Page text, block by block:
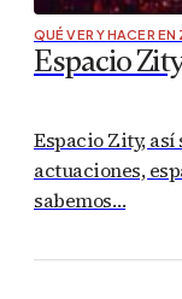
QUÉ VER Y HACER
Espacio
Espacio Zity,
actuaciones,
sabemos…